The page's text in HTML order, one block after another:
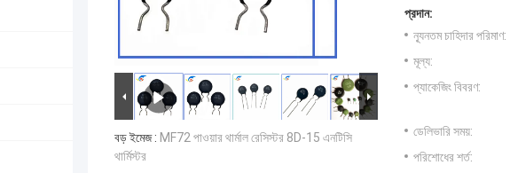
বড় ইমেজ : MF72 পাওয়ার থার্মাল রেসিস্টর 8D-15 এনটিসি
থার্মিস্টর
প্রদান:
ন্যূনতম চাহিদার পরিমাণ:
মূল্য:
প্যাকেজিং বিবরণ:
ডেলিভারি সময়:
পরিশোধের শর্ত: